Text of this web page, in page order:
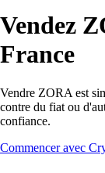
Vendez
France
Vendre ZORA est
contre du fiat ou
confiance.
Commencer avec